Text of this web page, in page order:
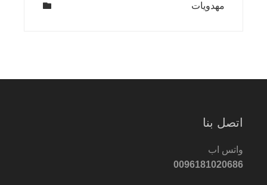
مهدويات
اتصل بنا
واتس اب
0096181020686